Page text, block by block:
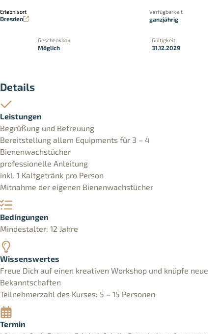
Erlebnisort
Dresden
Verfügbarkeit
ganzjährig
Geschenkbox
Möglich
Gültigkeit
31.12.2029
Details
Leistungen
Begrüßung und Betreuung
Bereitstellung allem Equipments für 3 – 4
Bienenwachstücher
professionelle Anleitung
inkl. 1 Kaltgetränk pro Person
Mitnahme der eigenen Bienenwachstücher
Bedingungen
Mindestalter: 12 Jahre
Wissenswertes
Freue Dich auf einen kreativen Workshop und knüpfe neue
Bekanntschaften
Teilnehmerzahl des Kurses: 5 – 15 Personen
Termin